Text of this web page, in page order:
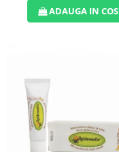
ADAUGA IN COS